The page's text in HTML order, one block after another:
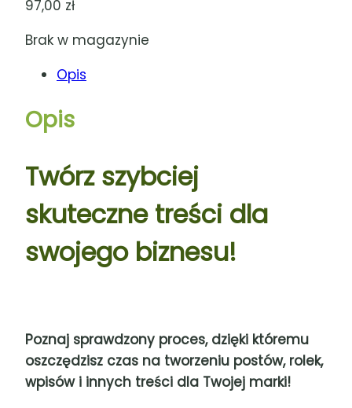
97,00 zł
Brak w magazynie
Opis
Opis
Twórz szybciej
skuteczne treści dla
swojego biznesu!
Poznaj sprawdzony proces, dzięki któremu
oszczędzisz czas na tworzeniu postów, rolek,
wpisów i innych treści dla Twojej marki!